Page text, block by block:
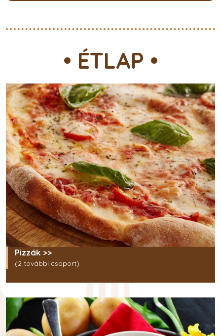
• ÉTLAP •
Pizzák >>
(2 további csoport)